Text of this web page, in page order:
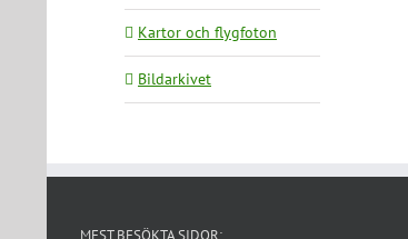
Kartor och flygfoton
Bildarkivet
MEST BESÖKTA SIDOR: